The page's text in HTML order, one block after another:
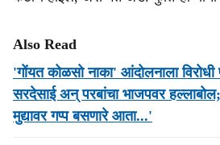
Also Read
'गोंयत कोळसो नाका' आंदोलनाला
सरदेसाई अन् परबांचा भाजपवर
मुद्यावर गप्प बसणारे आता...'